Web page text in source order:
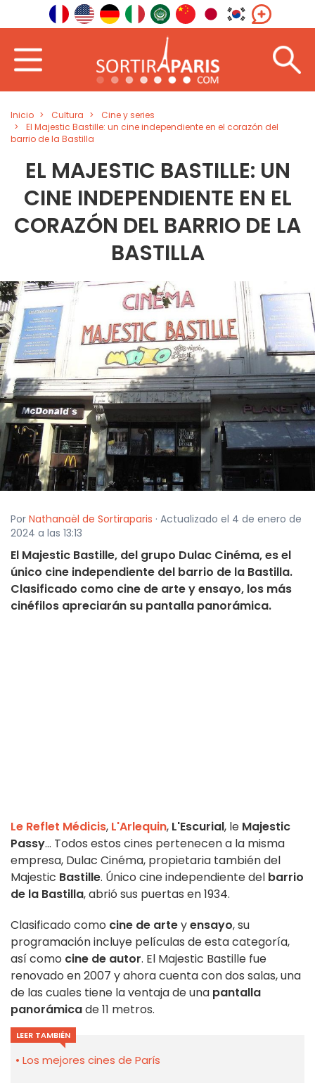
Inicio Cultura
Cine y series
El Majestic Bastille: un cine independiente en el corazón del
barrio de la Bastilla
EL MAJESTIC BASTILLE: UN
CINE INDEPENDIENTE EN EL
CORAZÓN DEL BARRIO DE LA
BASTILLA
Por Nathanaël de Sortiraparis · Actualizado el 4 de enero de
2024 a las 13:13
El Majestic Bastille, del grupo Dulac Cinéma, es el
único cine independiente del barrio de la Bastilla.
Clasificado como cine de arte y ensayo, los más
cinéfilos apreciarán su pantalla panorámica.
Le Reflet Médicis, L'Arlequin, L'Escurial, le Majestic
Passy... Todos estos cines pertenecen a la misma
empresa, Dulac Cinéma, propietaria también del
Majestic Bastille. Único cine independiente del barrio
de la Bastilla, abrió sus puertas en 1934.
Clasificado como cine de arteyensayo, su
programación incluye películas de esta categoría,
así como cine de autor. El Majestic Bastille fue
renovado en 2007 y ahora cuenta con dos salas, una
de las cuales tiene la ventaja de una pantalla
panorámicade 11 metros.
LEER TAMBIÉN
Los mejores cines de París